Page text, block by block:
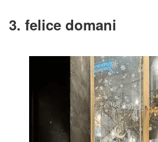
3. felice domani